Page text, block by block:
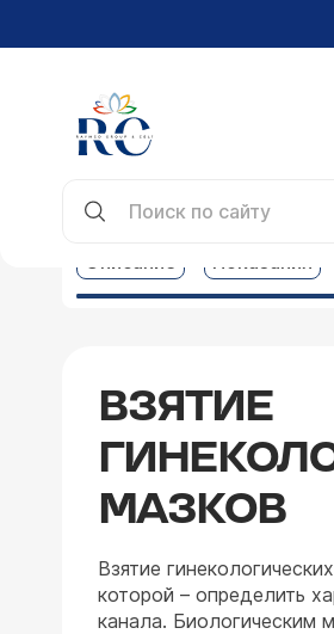
Описание Показания
ВЗЯТИЕ
МАЗКОВ
Взятие
которой – определить
канала. Биологическим